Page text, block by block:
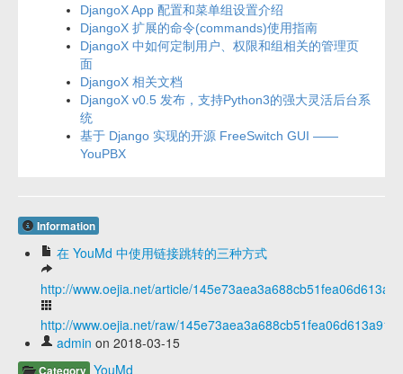
DjangoX App 配置和菜单组设置介绍
DjangoX 扩展的命令(commands)使用指南
DjangoX 中如何定制用户、权限和组相关的管理页
面
DjangoX 相关文档
DjangoX v0.5 发布，支持Python3的强大灵活后台系
统
基于 Django 实现的开源 FreeSwitch GUI ——
YouPBX
Information
在 YouMd 中使用链接跳转的三种方式
http://www.oejia.net/article/
http://www.oejia.net/raw/145e73aea3a688cb51fea06d613a915f
admin on 2018-03-15
Category YouMd